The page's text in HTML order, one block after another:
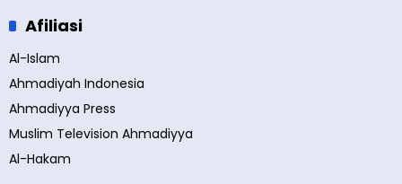
Afiliasi
Al-Islam
Ahmadiyah Indonesia
Ahmadiyya Press
Muslim Television Ahmadiyya
Al-Hakam